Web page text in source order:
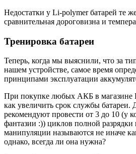
Недостатки у Li-polymer батарей те
сравнительная дороговизна и
Тренировка батареи
Теперь, когда мы выяснили, что за
нашем устройстве, самое время
принципами эксплуатации
При покупке любых АКБ в магазине
как увеличить срок службы батареи.
рекомендуют провести от 3 до 10 (у
фантазии :)) циклов полной разрядки
манипуляции называются не иначе
однако, всегда ли она нужна?